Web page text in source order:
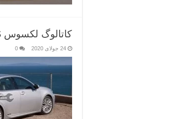
کاتالوگ لکسوس ES مدل 2013
24 جولای 2020 0